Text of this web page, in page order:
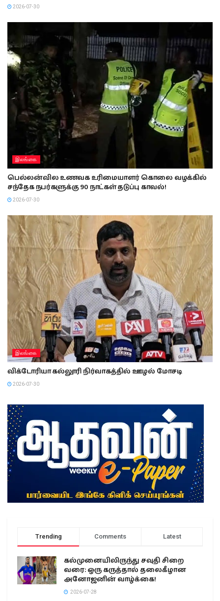
2026-07-30
இலங்கை
பெல்லன்வில உணவக உரிமையாளர் கொலை வழக்கில்
சந்தேக நபர்களுக்கு 90 நாட்கள் தடுப்பு காவல்!
2026-07-30
இலங்கை
விக்டோரியா கல்லூரி நிர்வாகத்தில் ஊழல் மோசடி
2026-07-30
Trending Comments Latest
கல்முனையிலிருந்து சவுதி சிறை
வரை: ஒரு கருத்தால் தலைகீழான
அனோஜனின் வாழ்க்கை!
2026-07-28